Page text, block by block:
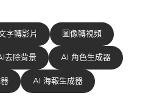
字轉影片 圖像轉視頻
去除背景 AI 角色生成器
AI 海報生成器